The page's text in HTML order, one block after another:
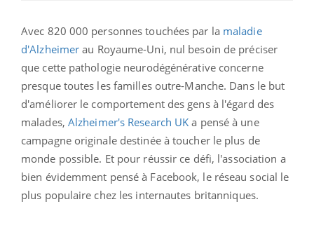
Avec 820 000 personnes touchées par la maladie
d'Alzheimerau Royaume-Uni, nul besoin de préciser
que cette pathologie neurodégénérative concerne
presque toutes les familles outre-Manche. Dans le but
d'améliorer le comportement des gens à l'égard des
malades, Alzheimer's Research UK a pensé à une
campagne originale destinée à toucher le plus de
monde possible. Et pour réussir ce défi, l'association a
bien évidemment pensé à Facebook, le réseau social le
plus populaire chez les internautes britanniques.